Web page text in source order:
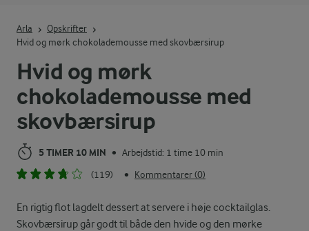
Hvid og mørk
chokolademousse med
skovbærsirup
5 TIMER 10 MIN • Arbejdstid: 1 time 10 min
(119)
• Kommentarer (0)
En rigtig flot lagdelt dessert at servere i høje cocktailglas.
Skovbærsirup går godt til både den hvide og den mørke
Arla
Opskrifter
Hvid og mørk chokolademousse med skovbærsirup